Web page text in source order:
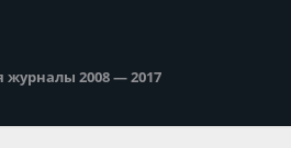
2008 — 2017